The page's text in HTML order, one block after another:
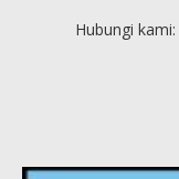
Hubungi kami: